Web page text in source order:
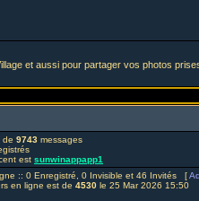
et aussi pour partager vos photos
de 9743 messages
est sunwinappapp1
:: 0 Enregistré, 0 Invisible et 46 Invités [
en ligne est de 4530 le 25 Mar 2026 15:50